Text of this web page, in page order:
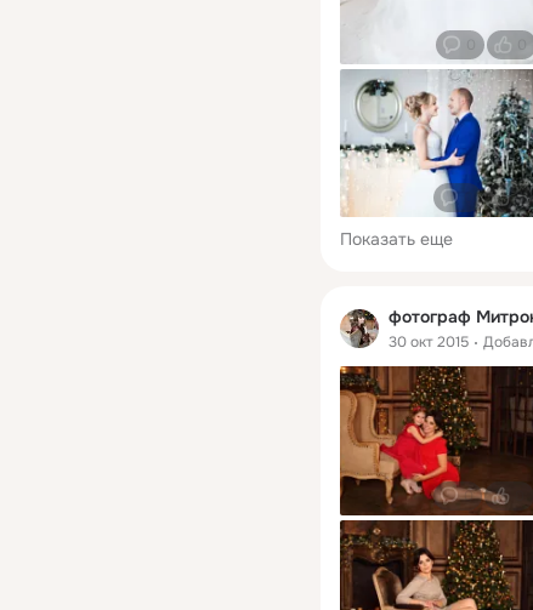
0
Показать еще
фотограф
30 окт 2015
0